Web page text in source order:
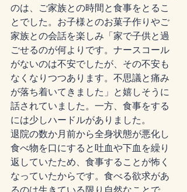
のは、ご家族との時間と食事をとるこ
とでした。お子様とのお菓子作りやご
家族との会話を楽しみ「家で子供と過
ごせるのが何よりです。ナースコール
がないのは不安でしたが、その不安も
なくなりつつあります。不思議と痛み
が落ち着いてきました」と嬉しそうに
話されていました。一方、食事をする
には少しハードルがありました。
退院の数か月前から全身状態が悪化し
食べ物を口にすると吐血や下血を繰り
返していたため、食事することが怖く
なっていたからです。食べる欲求があ
るのは生きている限り自然なことで